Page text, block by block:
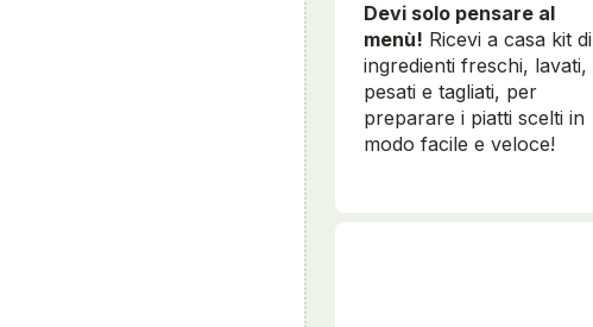
Devi solo pensare al
menù! Ricevi a casa kit di
ingredienti freschi, lavati,
pesati e tagliati, per
preparare i piatti scelti in
modo facile e veloce!